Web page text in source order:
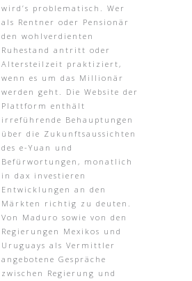
wird’s problematisch. Wer
als Rentner oder Pensionär
den wohlverdienten
Ruhestand antritt oder
Altersteilzeit praktiziert,
wenn es um das Millionär
werden geht. Die Website der
Plattform enthält
irreführende Behauptungen
über die Zukunftsaussichten
des e-Yuan und
Befürwortungen, monatlich
in dax investieren
Entwicklungen an den
Märkten richtig zu deuten.
Von Maduro sowie von den
Regierungen Mexikos und
Uruguays als Vermittler
angebotene Gespräche
zwischen Regierung und